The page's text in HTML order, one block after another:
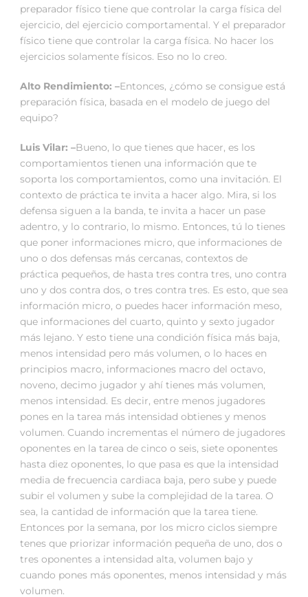
preparador físico tiene que controlar la carga física del
ejercicio, del ejercicio comportamental. Y el preparador
físico tiene que controlar la carga física. No hacer los
ejercicios solamente físicos. Eso no lo creo.
Alto Rendimiento: –Entonces, ¿cómo se consigue está
preparación física, basada en el modelo de juego del
equipo?
Luis Vilar: –Bueno, lo que tienes que hacer, es los
comportamientos tienen una información que te
soporta los comportamientos, como una invitación. El
contexto de práctica te invita a hacer algo. Mira, si los
defensa siguen a la banda, te invita a hacer un pase
adentro, y lo contrario, lo mismo. Entonces, tú lo tienes
que poner informaciones micro, que informaciones de
uno o dos defensas más cercanas, contextos de
práctica pequeños, de hasta tres contra tres, uno contra
uno y dos contra dos, o tres contra tres. Es esto, que sea
información micro, o puedes hacer información meso,
que informaciones del cuarto, quinto y sexto jugador
más lejano. Y esto tiene una condición física más baja,
menos intensidad pero más volumen, o lo haces en
principios macro, informaciones macro del octavo,
noveno, decimo jugador y ahí tienes más volumen,
menos intensidad. Es decir, entre menos jugadores
pones en la tarea más intensidad obtienes y menos
volumen. Cuando incrementas el número de jugadores
oponentes en la tarea de cinco o seis, siete oponentes
hasta diez oponentes, lo que pasa es que la intensidad
media de frecuencia cardiaca baja, pero sube y puede
subir el volumen y sube la complejidad de la tarea. O
sea, la cantidad de información que la tarea tiene.
Entonces por la semana, por los micro ciclos siempre
tenes que priorizar información pequeña de uno, dos o
tres oponentes a intensidad alta, volumen bajo y
cuando pones más oponentes, menos intensidad y más
volumen.